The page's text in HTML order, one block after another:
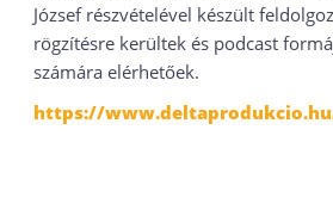
József részvételével készült
rögzítésre kerültek és podcast
számára elérhetőek.
https://